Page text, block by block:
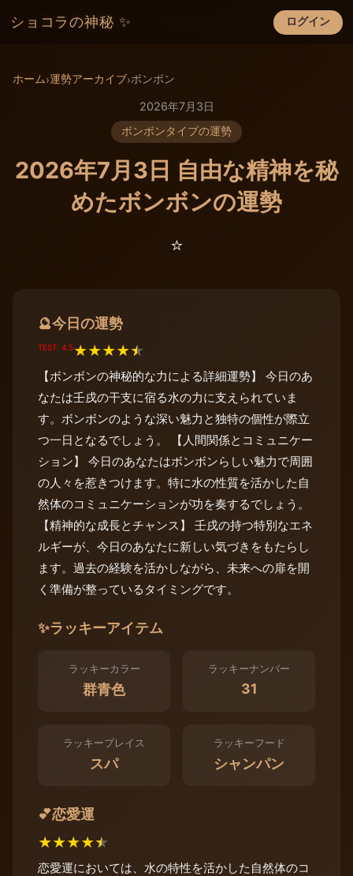
ショコラの神秘 ✨ ログイン
×
ホーム›運勢アーカイブ›ボンボン
2026年7月3日
ボンボンタイプの運勢
2026年7月3日 自由な精神を秘
めたボンボンの運勢
⭐️
🔮今日の運勢
TEST: 4.5★★★★★
【ボンボンの神秘的な力による詳細運勢】 今日のあ
なたは壬戌の干支に宿る水の力に支えられていま
す。ボンボンのような深い魅力と独特の個性が際立
つ一日となるでしょう。 【人間関係とコミュニケー
ション】 今日のあなたはボンボンらしい魅力で周囲
の人々を惹きつけます。特に水の性質を活かした自
然体のコミュニケーションが功を奏するでしょう。
【精神的な成長とチャンス】 壬戌の持つ特別なエネ
ルギーが、今日のあなたに新しい気づきをもたらし
ます。過去の経験を活かしながら、未来への扉を開
く準備が整っているタイミングです。
✨ラッキーアイテム
ラッキーカラー
群青色
ラッキーナンバー
31
ラッキープレイス
スパ
ラッキーフード
シャンパン
💕恋愛運
★★★★★
恋愛運においては、水の特性を活かした自然体のコ